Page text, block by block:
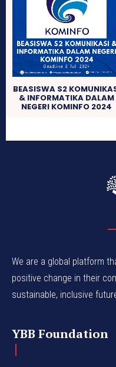
BEASISWA S2
& INFORMATIKA DALAM
NEGERI KOMINFO 2024
We are a global platform
positive change in their
sustainable, inclusive
YBB Foundation